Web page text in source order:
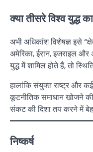
क्या तीसरे विश्व युद्ध
अभी अधिकांश विशेषज्ञ इसे
अमेरिका, ईरान, इजराइल और
युद्ध में शामिल होते हैं, तो
हालांकि संयुक्त राष्ट्र और
कूटनीतिक समाधान खोजने
संकट की दिशा तय करने में
निष्कर्ष